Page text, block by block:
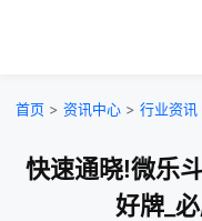
首页 > 资讯中心 > 行业资讯
快速通晓!微乐
好牌_